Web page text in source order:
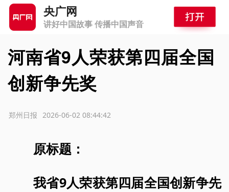
央广网
讲好中国故事 传播中国声音
河南省9人荣获第四届全国
创新争先奖
2026-06-02 08:44:42
郑州日报
原标题：
我省9人荣获第四届全国创新争先